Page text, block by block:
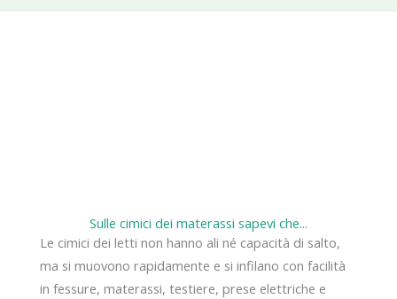
Sulle cimici dei materassi sapevi che...
Le cimici dei letti non hanno ali né capacità di salto,
ma si muovono rapidamente e si infilano con facilità
in fessure, materassi, testiere, prese elettriche e